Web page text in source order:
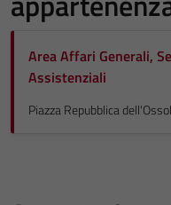
Area Affari Generali,
Assistenziali
Piazza Repubblica